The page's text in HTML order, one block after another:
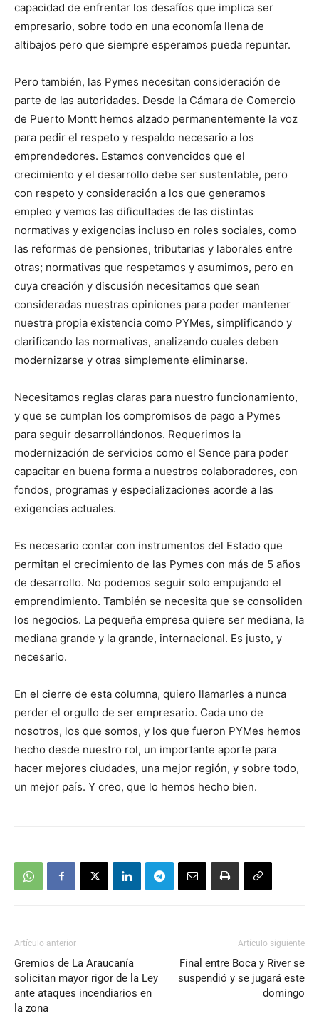
capacidad de enfrentar los desafíos que implica ser
empresario, sobre todo en una economía llena de
altibajos pero que siempre esperamos pueda repuntar.
Pero también, las Pymes necesitan consideración de
parte de las autoridades. Desde la Cámara de Comercio
de Puerto Montt hemos alzado permanentemente la voz
para pedir el respeto y respaldo necesario a los
emprendedores. Estamos convencidos que el
crecimiento y el desarrollo debe ser sustentable, pero
con respeto y consideración a los que generamos
empleo y vemos las dificultades de las distintas
normativas y exigencias incluso en roles sociales, como
las reformas de pensiones, tributarias y laborales entre
otras; normativas que respetamos y asumimos, pero en
cuya creación y discusión necesitamos que sean
consideradas nuestras opiniones para poder mantener
nuestra propia existencia como PYMes, simplificando y
clarificando las normativas, analizando cuales deben
modernizarse y otras simplemente eliminarse.
Necesitamos reglas claras para nuestro funcionamiento,
y que se cumplan los compromisos de pago a Pymes
para seguir desarrollándonos. Requerimos la
modernización de servicios como el Sence para poder
capacitar en buena forma a nuestros colaboradores, con
fondos, programas y especializaciones acorde a las
exigencias actuales.
Es necesario contar con instrumentos del Estado que
permitan el crecimiento de las Pymes con más de 5 años
de desarrollo. No podemos seguir solo empujando el
emprendimiento. También se necesita que se consoliden
los negocios. La pequeña empresa quiere ser mediana, la
mediana grande y la grande, internacional. Es justo, y
necesario.
En el cierre de esta columna, quiero llamarles a nunca
perder el orgullo de ser empresario. Cada uno de
nosotros, los que somos, y los que fueron PYMes hemos
hecho desde nuestro rol, un importante aporte para
hacer mejores ciudades, una mejor región, y sobre todo,
un mejor país. Y creo, que lo hemos hecho bien.
Artículo anterior
Gremios de La Araucanía
solicitan mayor rigor de la Ley
ante ataques incendiarios en
la zona
Artículo siguiente
Final entre Boca y River se
suspendió y se jugará este
domingo